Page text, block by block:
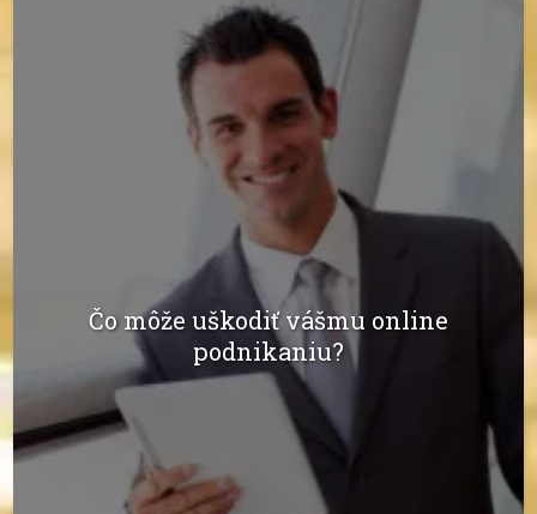
Čo môže uškodiť vášmu online
podnikaniu?